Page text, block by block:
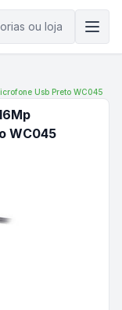
Usb Preto WC045
WC045